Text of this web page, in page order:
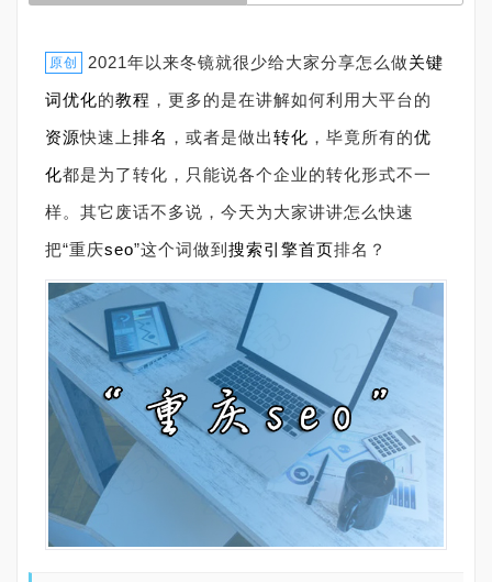
原创 2021年以来冬镜就很少给大家分享怎么做关键
词优化的教程 ，更多的是在讲解如何利用大平台的
资源快速上排名 ，或者是做出转化 ，毕竟所有的优
化都是为了转化，只能说各个企业的转化形式不一
样。其它废话不多说，今天为大家讲讲怎么快速
把“重庆seo”这个词做到 搜索引擎首页排名？